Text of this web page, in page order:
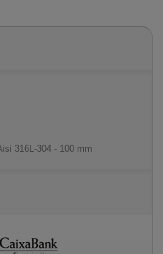
316L-304 - 100 mm